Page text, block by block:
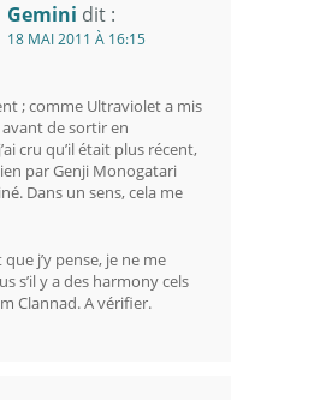
Gemini dit :
18 MAI 2011 À 16:15
; comme Ultraviolet a mis
de sortir en
cru qu’il était plus récent,
par Genji Monogatari
Dans un sens, cela me
j’y pense, je ne me
s’il y a des harmony cels
Clannad. A vérifier.